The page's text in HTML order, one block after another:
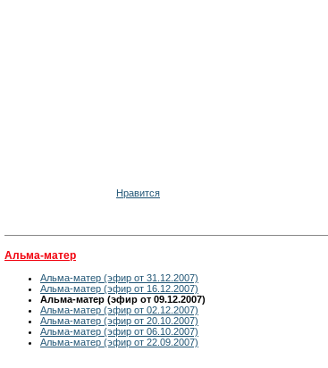
Нравится
Альма-матер
Альма-матер (эфир от 31.12.2007)
Альма-матер (эфир от 16.12.2007)
Альма-матер (эфир от 09.12.2007)
Альма-матер (эфир от 02.12.2007)
Альма-матер (эфир от 20.10.2007)
Альма-матер (эфир от 06.10.2007)
Альма-матер (эфир от 22.09.2007)